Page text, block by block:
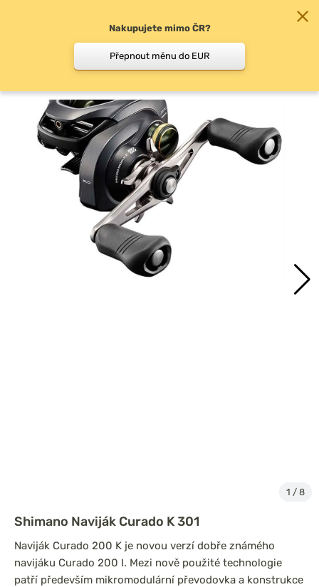
Baitcast odhozové
1 / 8
Shimano Naviják Curado K 301
Naviják Curado 200 K je novou verzí dobře známého
navijáku Curado 200 I. Mezi nově použité technologie
patří především mikromodulární převodovka a konstrukce
Nakupujete mimo ČR?
Přepnout měnu do EUR